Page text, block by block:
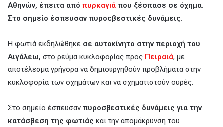
Αθηνών, έπειτα από πυρκαγιά που ξέσπασε σε όχημα.
Στο σημείο έσπευσαν πυροσβεστικές δυνάμεις.
Η φωτιά εκδηλώθηκε σε αυτοκίνητο στην περιοχή του
Αιγάλεω, στο ρεύμα κυκλοφορίας προς Πειραιά, με
αποτέλεσμα γρήγορα να δημιουργηθούν προβλήματα στην
κυκλοφορία των οχημάτων και να σχηματιστούν ουρές.
Στο σημείο έσπευσαν πυροσβεστικές δυνάμεις για την
κατάσβεση της φωτιάς και την απομάκρυνση του